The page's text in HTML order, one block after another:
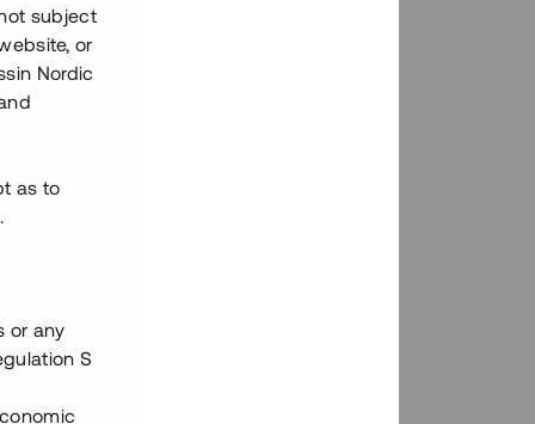
subject
or
Nordic
as to
or any
S